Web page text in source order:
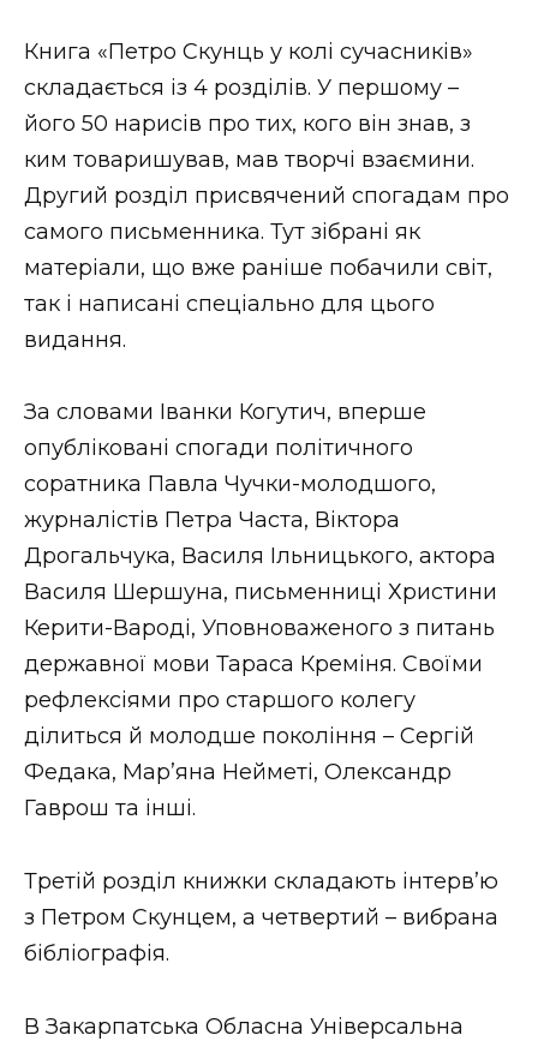
ВІДЕО
Книга «Петро Скунць у колі сучасників»
складається із 4 розділів. У першому –
його 50 нарисів про тих, кого він знав, з
ким товаришував, мав творчі взаємини.
Другий розділ присвячений спогадам про
самого письменника. Тут зібрані як
матеріали, що вже раніше побачили світ,
так і написані спеціально для цього
видання.
За словами Іванки Когутич, вперше
опубліковані спогади політичного
соратника Павла Чучки-молодшого,
журналістів Петра Часта, Віктора
Дрогальчука, Василя Ільницького, актора
Василя Шершуна, письменниці Христини
Керити-Вароді, Уповноваженого з питань
державної мови Тараса Креміня. Своїми
рефлексіями про старшого колегу
ділиться й молодше покоління – Сергій
Федака, Мар’яна Нейметі, Олександр
Гаврош та інші.
Третій розділ книжки складають інтерв’ю
з Петром Скунцем, а четвертий – вибрана
бібліографія.
В Закарпатська Обласна Універсальна